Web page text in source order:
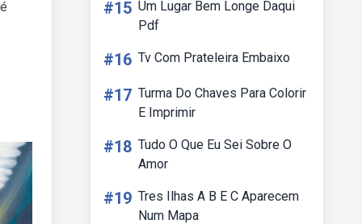
#15 Um Lugar Bem Longe Daqui
Pdf
#16 Tv Com Prateleira Embaixo
#17 Turma Do Chaves Para Colorir
E Imprimir
#18 Tudo O Que Eu Sei Sobre O
Amor
#19 Tres Ilhas A B E C Aparecem
Num Mapa